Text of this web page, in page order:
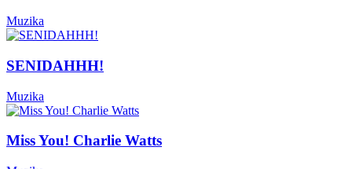
Muzika
SENIDAHHH!
Muzika
Miss You! Charlie Watts